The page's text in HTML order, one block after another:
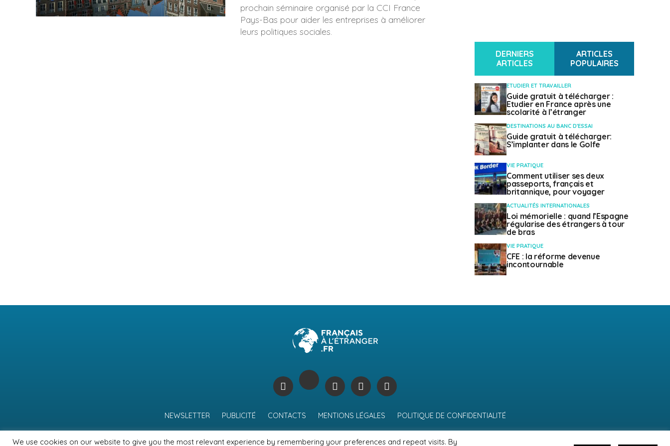
prochain séminaire organisé par la CCI France
Pays-Bas pour aider les entreprises à améliorer
leurs politiques sociales.
DERNIERS
ARTICLES
ARTICLES
POPULAIRES
ETUDIER ET TRAVAILLER
Guide gratuit à télécharger :
Etudier en France après une
scolarité à l’étranger
DESTINATIONS AU BANC D'ESSAI
Guide gratuit à télécharger:
S’implanter dans le Golfe
VIE PRATIQUE
Comment utiliser ses deux
passeports, français et
britannique, pour voyager
ACTUALITÉS INTERNATIONALES
Loi mémorielle : quand l’Espagne
régularise des étrangers à tour
de bras
VIE PRATIQUE
CFE : la réforme devenue
incontournable
NEWSLETTER PUBLICITÉ CONTACTS MENTIONS LÉGALES POLITIQUE DE CONFIDENTIALITÉ
We use cookies on our website to give you the most relevant experience by remembering your preferences and repeat visits. By